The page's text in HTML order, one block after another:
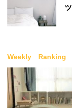
Weekly Ranking